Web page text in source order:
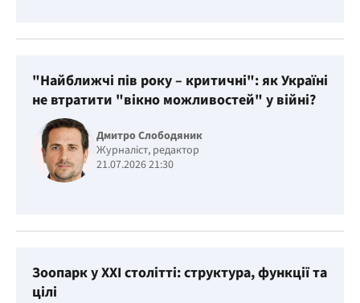
"Найближчі пів року – критичні": як Україні
не втратити "вікно можливостей" у війні?
Дмитро Слободяник
Журналіст, редактор
21.07.2026 21:30
Зоопарк у ХХІ столітті: структура, функції та
цілі